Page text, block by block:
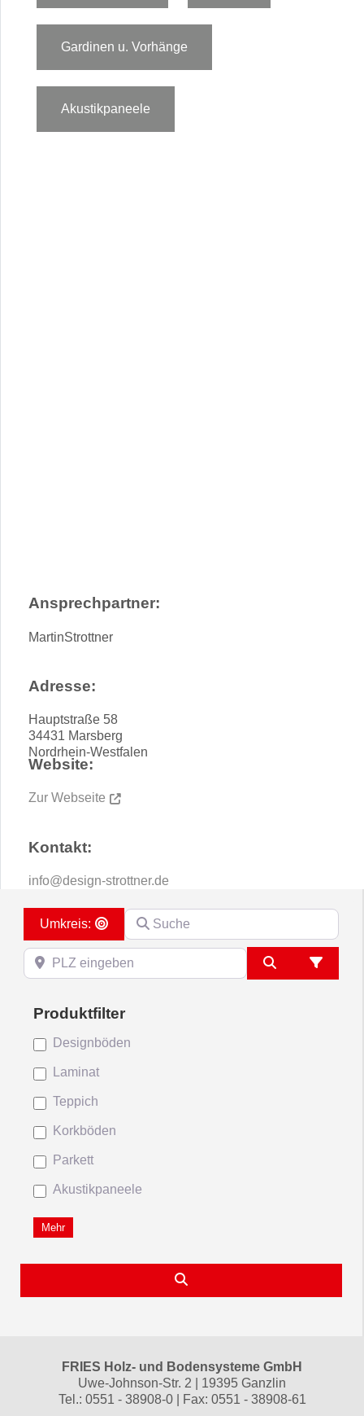
Gardinen u. Vorhänge
Akustikpaneele
Ansprechpartner:
MartinStrottner
Adresse:
Hauptstraße 58
34431 Marsberg
Nordrhein-Westfalen
Website:
Zur Webseite
Kontakt:
info@design-strottner.de
Search By Distance
Suche
PLZ eingeben
Suchen
Designböden
Laminat
Teppich
Korkböden
Parkett
Akustikpaneele
Mehr
FRIES Holz- und Bodensysteme GmbH
Uwe-Johnson-Str. 2 | 19395 Ganzlin
Tel.: 0551 - 38908-0 | Fax: 0551 - 38908-61